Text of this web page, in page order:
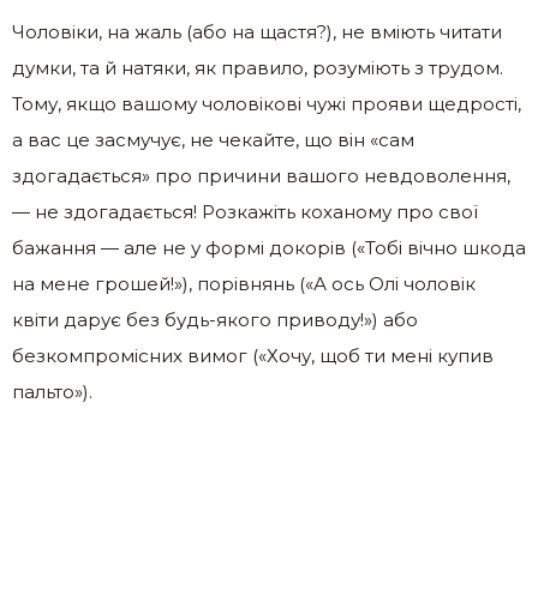
Чоловіки, на жаль (або на щастя?), не вміють читати
думки, та й натяки, як правило, розуміють з трудом.
Тому, якщо вашому чоловікові чужі прояви щедрості,
а вас це засмучує, не чекайте, що він «сам
здогадається» про причини вашого невдоволення,
— не здогадається! Розкажіть коханому про свої
бажання — але не у формі докорів («Тобі вічно шкода
на мене грошей!»), порівнянь («А ось Олі чоловік
квіти дарує без будь-якого приводу!») або
безкомпромісних вимог («Хочу, щоб ти мені купив
пальто»).